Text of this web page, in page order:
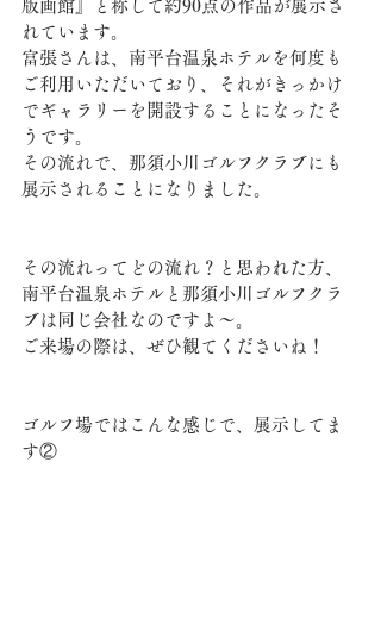
版画館』と称して約90点の作品が展示さ
れています。
富張さんは、南平台温泉ホテルを何度も
ご利用いただいており、それがきっかけ
でギャラリーを開設することになったそ
うです。
その流れで、那須小川ゴルフクラブにも
展示されることになりました。
その流れってどの流れ？と思われた方、
南平台温泉ホテルと那須小川ゴルフクラ
ブは同じ会社なのですよ〜。
ご来場の際は、ぜひ観てくださいね！
ゴルフ場ではこんな感じで、展示してま
す②